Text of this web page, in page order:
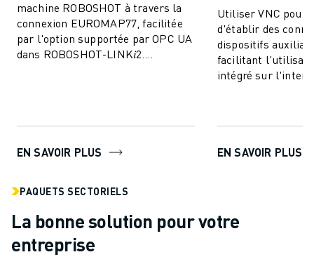
machine ROBOSHOT à travers la
connexion EUROMAP77, facilitée
par l'option supportée par OPC UA
dans ROBOSHOT-LINK𝑖2.
EN SAVOIR PLUS
Utiliser VNC pour
d'établir des
dispositifs
facilitant
intégré sur
EN SAVOIR PLUS
PAQUETS SECTORIELS
La bonne solution pour votre
entreprise